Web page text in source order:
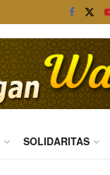
SOLIDARITAS